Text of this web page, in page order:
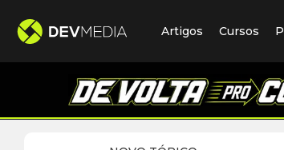
Artigos Cursos